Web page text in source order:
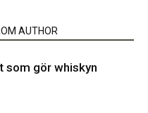
AUTHOR
som gör whiskyn